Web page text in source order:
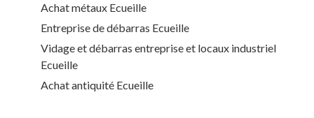
Achat métaux Ecueille
Entreprise de débarras Ecueille
Vidage et débarras entreprise et locaux industriel
Ecueille
Achat antiquité Ecueille